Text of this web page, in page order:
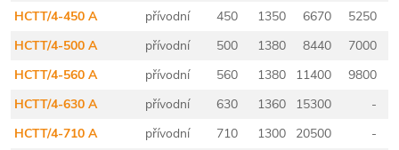
HCTT/4-450 A
přívodní 450 1350 6670
5250
HCTT/4-500 A
přívodní 500 1380 8440
7000
HCTT/4-560 A
přívodní 560 1380 11400 9800
HCTT/4-630 A
přívodní 630 1360 15300 -
HCTT/4-710 A
přívodní 710 1300 20500 -